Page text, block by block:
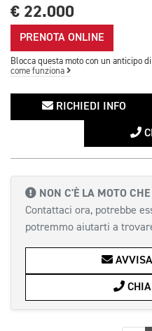
€ 22.000
PRENOTA ONLINE
Blocca questa moto con un anticipo
come funziona
RICHIEDI INFO
NON C'È LA MOTO
Contattaci ora, potrebbe
potremmo aiutarti a